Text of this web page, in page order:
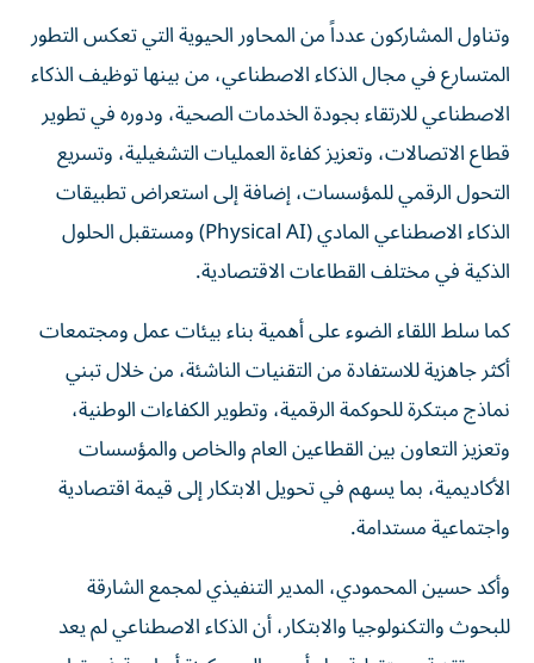
وتناول المشاركون عدداً من المحاور الحيوية التي تعكس التطور
المتسارع في مجال الذكاء الاصطناعي، من بينها توظيف الذكاء
الاصطناعي للارتقاء بجودة الخدمات الصحية، ودوره في تطوير
قطاع الاتصالات، وتعزيز كفاءة العمليات التشغيلية، وتسريع
التحول الرقمي للمؤسسات، إضافة إلى استعراض تطبيقات
الذكاء الاصطناعي المادي (Physical AI) ومستقبل الحلول
الذكية في مختلف القطاعات الاقتصادية.
كما سلط اللقاء الضوء على أهمية بناء بيئات عمل ومجتمعات
أكثر جاهزية للاستفادة من التقنيات الناشئة، من خلال تبني
نماذج مبتكرة للحوكمة الرقمية، وتطوير الكفاءات الوطنية،
وتعزيز التعاون بين القطاعين العام والخاص والمؤسسات
الأكاديمية، بما يسهم في تحويل الابتكار إلى قيمة اقتصادية
واجتماعية مستدامة.
وأكد حسين المحمودي، المدير التنفيذي لمجمع الشارقة
للبحوث والتكنولوجيا والابتكار، أن الذكاء الاصطناعي لم يعد